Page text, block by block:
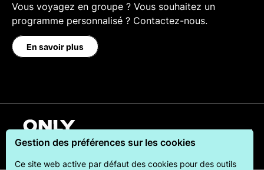
Vous voyagez en groupe ? Vous souhaitez un
programme personnalisé ? Contactez-nous.
En savoir plus
Français
Gestion des préférences sur les cookies
Ce site web active par défaut des cookies pour des outils